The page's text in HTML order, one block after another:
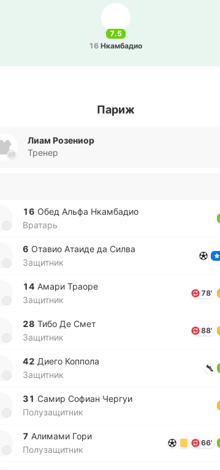
7.5
16 Нка­мба­дио
Париж
Лиам Розениор
Тренер
16 Обед Альфа Нка­мба­дио
Вратарь
6 Отавио Атаиде да Силва
Защитник
14 Амари Траоре
Защитник
78'
28 Тибо Де Смет
Защитник
88'
42 Диего Ко­ппо­ла
Защитник
31 Самир Софиан Чергуи
Полузащитник
7 Али­ма­ми Гори
Полузащитник
66'